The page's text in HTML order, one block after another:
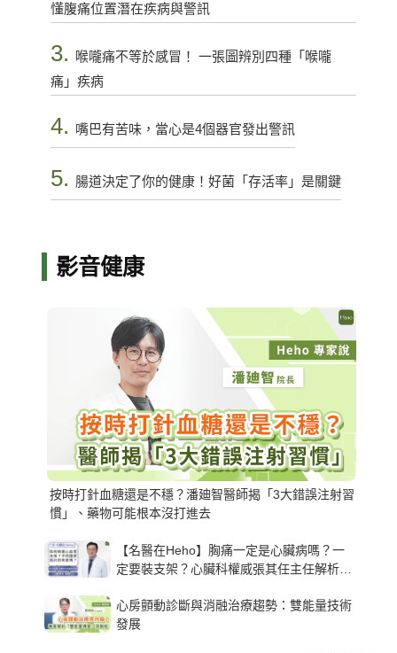
懂腹痛位置潛在疾病與警訊
3.
喉嚨痛不等於感冒！ 一張圖辨別四種「喉嚨
痛」疾病
4. 嘴巴有苦味，當心是4個器官發出警訊
5. 腸道決定了你的健康！好菌「存活率」是關鍵
影音健康
按時打針血糖還是不穩？潘廸智醫師揭「3大錯誤注射習
慣」、藥物可能根本沒打進去
【名醫在Heho】胸痛一定是心臟病嗎？一
定要裝支架？心臟科權威張其任主任解析支
心房顫動診斷與消融治療趨勢：雙能量技術
發展